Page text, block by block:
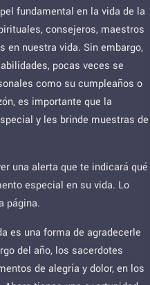
fundamental en la vida de la
consejeros, maestros
en nuestra vida. Sin embargo,
pocas veces se
como su cumpleaños o
es importante que la
y les brinde muestras de
una alerta que te indicará qué
especial en su vida. Lo
página.
es una forma de agradecerle
del año, los sacerdotes
de alegría y dolor, en los